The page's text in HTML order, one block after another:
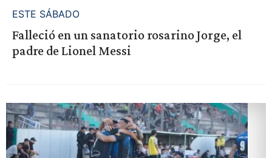
ESTE SÁBADO
Falleció en un sanatorio rosarino Jorge, el
padre de Lionel Messi